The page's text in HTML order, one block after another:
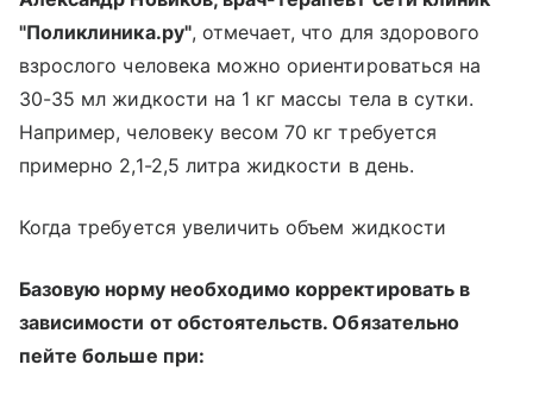
"Поликлиника.ру", отмечает, что для здорового
взрослого человека можно ориентироваться на
30-35 мл жидкости на 1 кг массы тела в сутки.
Например, человеку весом 70 кг требуется
примерно 2,1-2,5 литра жидкости в день.
Когда требуется увеличить объем жидкости
Базовую норму необходимо корректировать в
зависимости от обстоятельств. Обязательно
пейте больше при: